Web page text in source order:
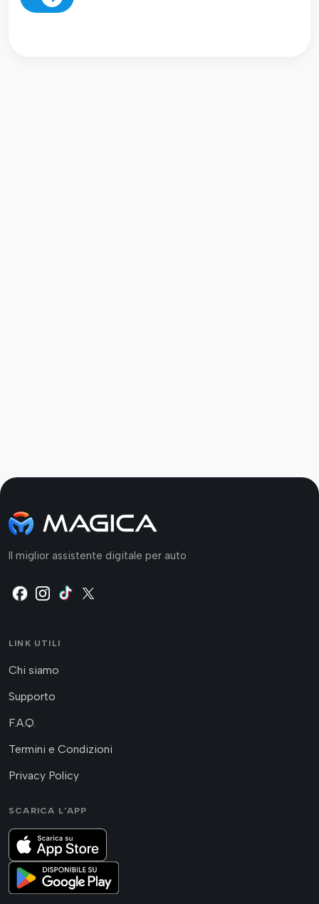
Il miglior assistente digitale per auto
LINK UTILI
Chi siamo
Supporto
F.A.Q.
Termini e Condizioni
Privacy Policy
SCARICA L'APP